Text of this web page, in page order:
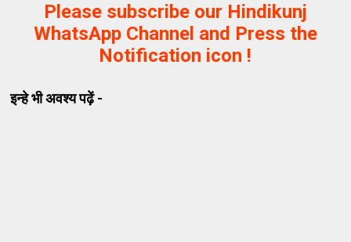
Please subscribe our Hindikunj
WhatsApp Channel and Press the
Notification icon !
इन्हे भी अवश्य पढ़ें -